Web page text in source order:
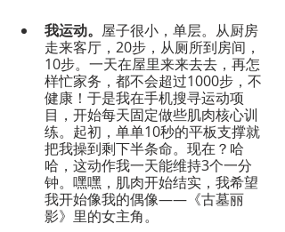
我运动。 屋子很小，单层。从厨房
走来客厅，20步，从厕所到房间，
10步。一天在屋里来来去去，再怎
样忙家务，都不会超过1000步，不
健康！于是我在手机搜寻运动项
目，开始每天固定做些肌肉核心训
练。起初，单单10秒的平板支撑就
把我操到剩下半条命。现在？哈
哈，这动作我一天能维持3个一分
钟。嘿嘿，肌肉开始结实，我希望
我开始像我的偶像——《古墓丽
影》里的女主角。